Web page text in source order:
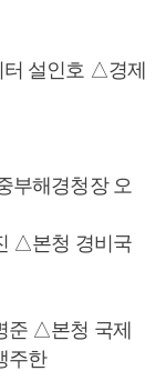
설인호 △경제
부해경청장 오
△본청 경비국
준 △본청 국제
주한